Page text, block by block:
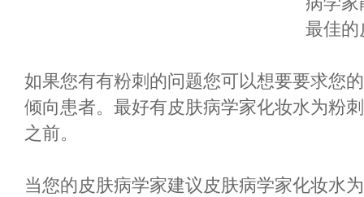
最佳的
如果您有有粉刺的问题您可以想要要求您
倾向患者。最好有皮肤病学家化妆水为粉
之前。
当您的皮肤病学家建议皮肤病学家化妆水